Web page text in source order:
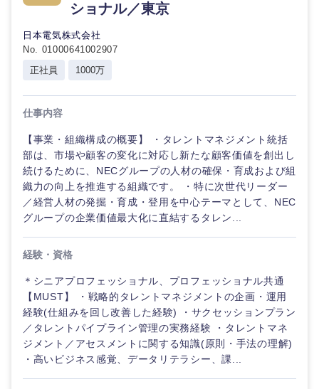
ショナル／東京
日本電気株式会社
No. 01000641002907
正社員
1000万
仕事内容
【事業・組織構成の概要】 ・タレントマネジメント統括
部は、市場や顧客の変化に対応し新たな顧客価値を創出し
続けるために、NECグループの人材の確保・育成および組
織力の向上を推進する組織です。 ・特に次世代リーダー
／経営人材の発掘・育成・登用を中心テーマとして、NEC
グループの企業価値最大化に直結するタレン...
経験・資格
＊シニアプロフェッショナル、プロフェッショナル共通
【MUST】 ・戦略的タレントマネジメントの企画・運用
経験(仕組みを回し改善した経験) ・サクセッションプラン
／タレントパイプライン管理の実務経験 ・タレントマネ
ジメント／アセスメントに関する知識(原則・手法の理解)
・高いビジネス感覚、データリテラシー、課...